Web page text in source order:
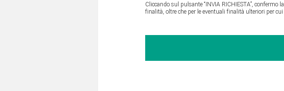
Cliccando sul pulsante “INVIA RICHIESTA”,
finalità, oltre che per le eventuali finalità ulteriori per cui